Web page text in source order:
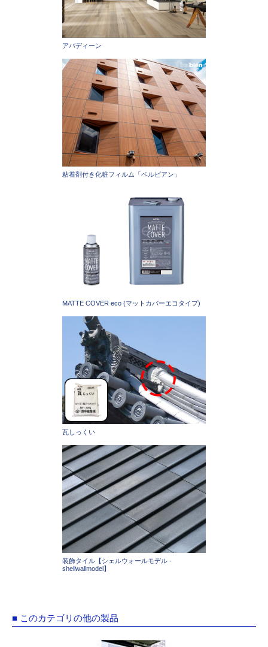
アバディーン
粘着剤付き化粧フィルム「ベルビアン」
MATTE COVER eco (マットカバーエコタイプ)
瓦しっくい
装飾タイル【シェルウォールモデル -
shellwallmodel】
■ このカテゴリの他の製品